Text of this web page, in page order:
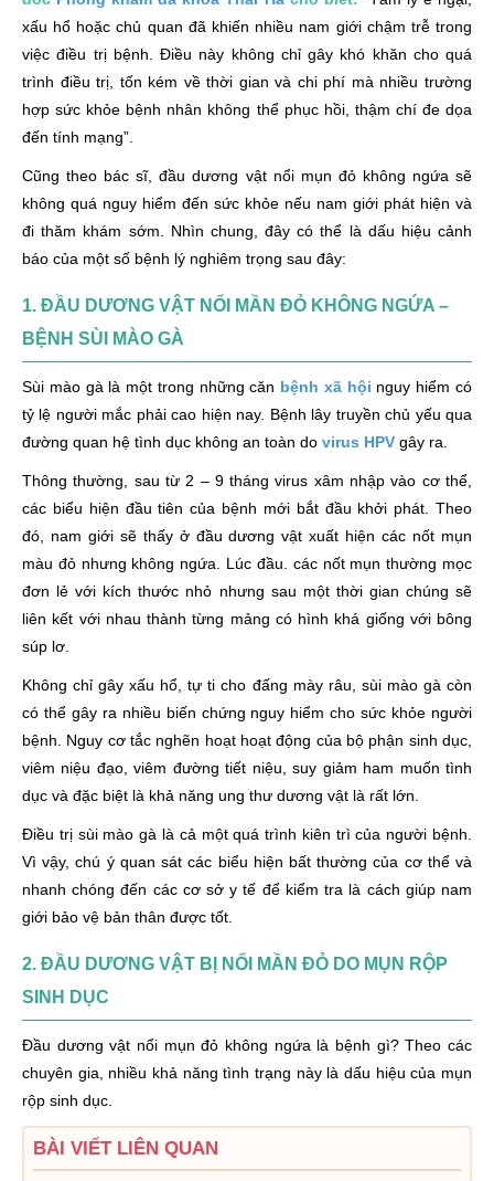
xấu hổ hoặc chủ quan đã khiến nhiều nam giới chậm trễ trong
việc điều trị bệnh. Điều này không chỉ gây khó khăn cho quá
trình điều trị, tốn kém về thời gian và chi phí mà nhiều trường
hợp sức khỏe bệnh nhân không thể phục hồi, thậm chí đe dọa
đến tính mạng”.
Cũng theo bác sĩ, đầu dương vật nổi mụn đỏ không ngứa sẽ
không quá nguy hiểm đến sức khỏe nếu nam giới phát hiện và
đi thăm khám sớm. Nhìn chung, đây có thể là dấu hiệu cảnh
báo của một số bệnh lý nghiêm trọng sau đây:
1. ĐẦU DƯƠNG VẬT NỔI MẦN ĐỎ KHÔNG NGỨA –
BỆNH SÙI MÀO GÀ
Sùi mào gà là một trong những căn bệnh xã hội nguy hiểm có
tỷ lệ người mắc phải cao hiện nay. Bệnh lây truyền chủ yếu qua
đường quan hệ tình dục không an toàn do virus HPV gây ra.
Thông thường, sau từ 2 – 9 tháng virus xâm nhập vào cơ thể,
các biểu hiện đầu tiên của bệnh mới bắt đầu khởi phát. Theo
đó, nam giới sẽ thấy ở đầu dương vật xuất hiện các nốt mụn
màu đỏ nhưng không ngứa. Lúc đầu. các nốt mụn thường mọc
đơn lẻ với kích thước nhỏ nhưng sau một thời gian chúng sẽ
liên kết với nhau thành từng mảng có hình khá giống với bông
súp lơ.
Không chỉ gây xấu hổ, tự ti cho đấng mày râu, sùi mào gà còn
có thể gây ra nhiều biến chứng nguy hiểm cho sức khỏe người
bệnh. Nguy cơ tắc nghẽn hoạt hoạt động của bộ phận sinh dục,
viêm niệu đạo, viêm đường tiết niệu, suy giảm ham muốn tình
dục và đặc biệt là khả năng ung thư dương vật là rất lớn.
Điều trị sùi mào gà là cả một quá trình kiên trì của người bệnh.
Vì vậy, chú ý quan sát các biểu hiện bất thường của cơ thể và
nhanh chóng đến các cơ sở y tế để kiểm tra là cách giúp nam
giới bảo vệ bản thân được tốt.
2. ĐẦU DƯƠNG VẬT BỊ NỔI MẦN ĐỎ DO MỤN RỘP
SINH DỤC
Đầu dương vật nổi mụn đỏ không ngứa là bệnh gì? Theo các
chuyên gia, nhiều khả năng tình trạng này là dấu hiệu của mụn
rộp sinh dục.
BÀI VIẾT LIÊN QUAN